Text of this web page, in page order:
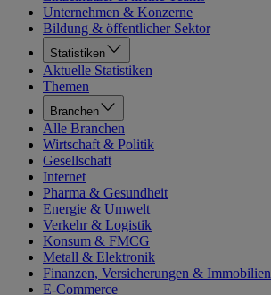
Unternehmen & Konzerne
Bildung & öffentlicher Sektor
Statistiken
Aktuelle Statistiken
Themen
Branchen
Alle Branchen
Wirtschaft & Politik
Gesellschaft
Internet
Pharma & Gesundheit
Energie & Umwelt
Verkehr & Logistik
Konsum & FMCG
Metall & Elektronik
Finanzen, Versicherungen & Immobilien
E-Commerce